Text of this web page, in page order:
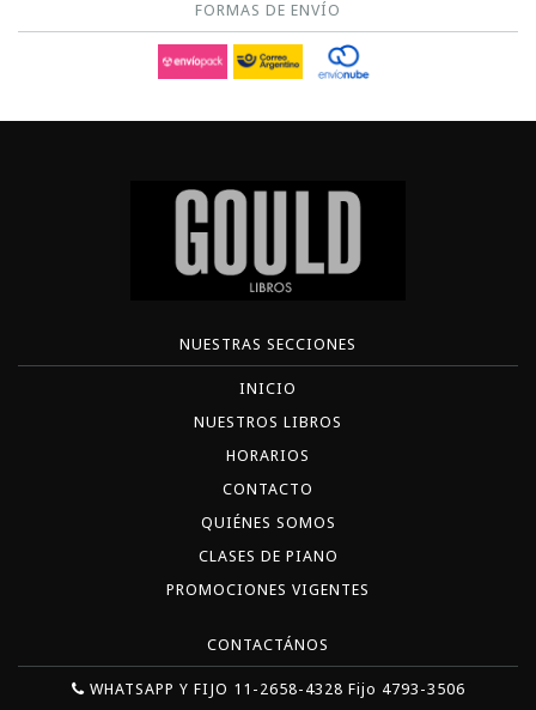
FORMAS DE ENVÍO
NUESTRAS SECCIONES
INICIO
NUESTROS LIBROS
HORARIOS
CONTACTO
QUIÉNES SOMOS
CLASES DE PIANO
PROMOCIONES VIGENTES
CONTACTÁNOS
WHATSAPP Y FIJO 11-2658-4328 Fijo 4793-3506